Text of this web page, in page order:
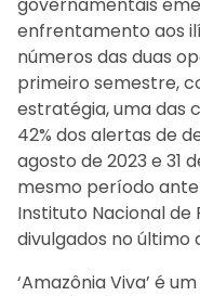
enfrentamento aos
números das duas
primeiro semestre,
estratégia, uma das
42% dos alertas de
agosto de 2023 e 31
mesmo período
Instituto Nacional de
divulgados no último
‘Amazônia Viva’ é